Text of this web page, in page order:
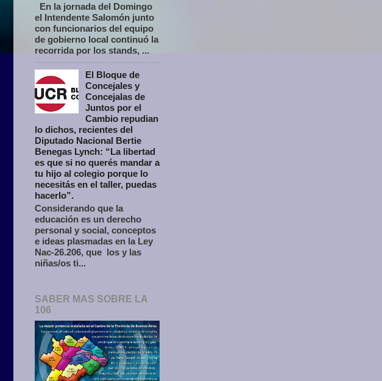
En la jornada del Domingo
el Intendente Salomón junto
con funcionarios del equipo
de gobierno local continuó la
recorrida por los stands, ...
El Bloque de
Concejales y
Concejalas de
Juntos por el
Cambio repudian
lo dichos, recientes del
Diputado Nacional Bertie
Benegas Lynch: “La libertad
es que si no querés mandar a
tu hijo al colegio porque lo
necesitás en el taller, puedas
hacerlo”.
Considerando que la
educación es un derecho
personal y social, conceptos
e ideas plasmadas en la Ley
Nac-26.206, que los y las
niñas/os ti...
SABER MAS SOBRE LA
106